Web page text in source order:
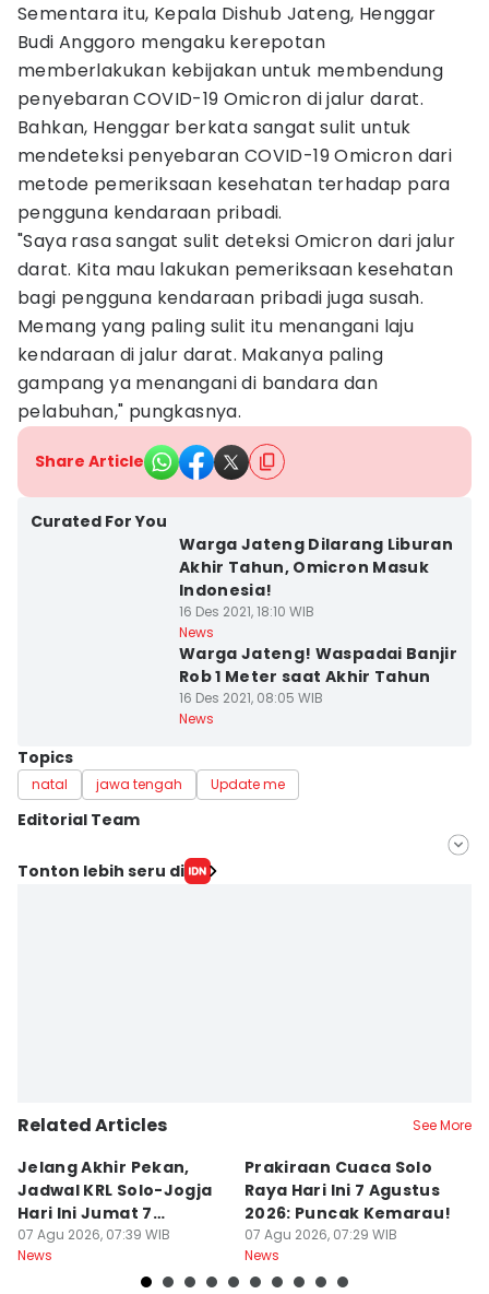
Sementara itu, Kepala Dishub Jateng, Henggar
Budi Anggoro mengaku kerepotan
memberlakukan kebijakan untuk membendung
penyebaran COVID-19 Omicron di jalur darat.
Bahkan, Henggar berkata sangat sulit untuk
mendeteksi penyebaran COVID-19 Omicron dari
metode pemeriksaan kesehatan terhadap para
pengguna kendaraan pribadi.
"Saya rasa sangat sulit deteksi Omicron dari jalur
darat. Kita mau lakukan pemeriksaan kesehatan
bagi pengguna kendaraan pribadi juga susah.
Memang yang paling sulit itu menangani laju
kendaraan di jalur darat. Makanya paling
gampang ya menangani di bandara dan
pelabuhan," pungkasnya.
Share Article
Curated For You
Warga Jateng Dilarang Liburan
Akhir Tahun, Omicron Masuk
Indonesia!
16 Des 2021, 18:10 WIB
News
Warga Jateng! Waspadai Banjir
Rob 1 Meter saat Akhir Tahun
16 Des 2021, 08:05 WIB
News
Topics
natal jawa tengah Update me
Editorial Team
Editor
Tonton lebih seru di
Related Articles See More
Jelang Akhir Pekan,
Jadwal KRL Solo-Jogja
Hari Ini Jumat 7
Agustus, Lengkap!
07 Agu 2026, 07:39 WIB
News
Prakiraan Cuaca Solo
Raya Hari Ini 7 Agustus
2026: Puncak Kemarau!
07 Agu 2026, 07:29 WIB
News